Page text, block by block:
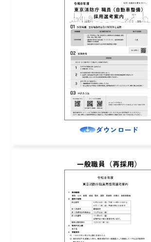
ダウンロード
一般職員（再採用）